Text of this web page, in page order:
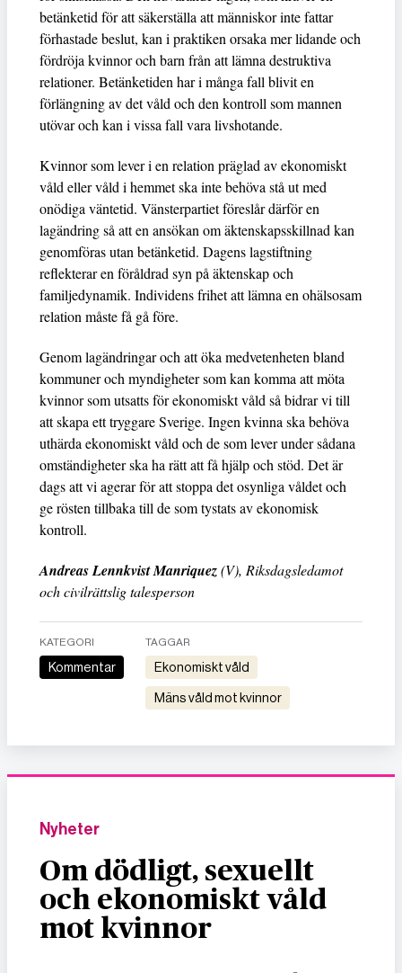
betänketid för att säkerställa att människor inte fattar
förhastade beslut, kan i praktiken orsaka mer lidande och
fördröja kvinnor och barn från att lämna destruktiva
relationer. Betänketiden har i många fall blivit en
förlängning av det våld och den kontroll som mannen
utövar och kan i vissa fall vara livshotande.
Kvinnor som lever i en relation präglad av ekonomiskt
våld eller våld i hemmet ska inte behöva stå ut med
onödiga väntetid. Vänsterpartiet föreslår därför en
lagändring så att en ansökan om äktenskapsskillnad kan
genomföras utan betänketid. Dagens lagstiftning
reflekterar en föråldrad syn på äktenskap och
familjedynamik. Individens frihet att lämna en ohälsosam
relation måste få gå före.
Genom lagändringar och att öka medvetenheten bland
kommuner och myndigheter som kan komma att möta
kvinnor som utsatts för ekonomiskt våld så bidrar vi till
att skapa ett tryggare Sverige. Ingen kvinna ska behöva
uthärda ekonomiskt våld och de som lever under sådana
omständigheter ska ha rätt att få hjälp och stöd. Det är
dags att vi agerar för att stoppa det osynliga våldet och
ge rösten tillbaka till de som tystats av ekonomisk
kontroll.
Andreas Lennkvist Manriquez(V), Riksdagsledamot
och civilrättslig talesperson
KATEGORI
Kommentar
TAGGAR
ekonomiskt våld
mäns våld mot kvinnor
Nyheter
Om dödligt, sexuellt
och ekonomiskt våld
mot kvinnor